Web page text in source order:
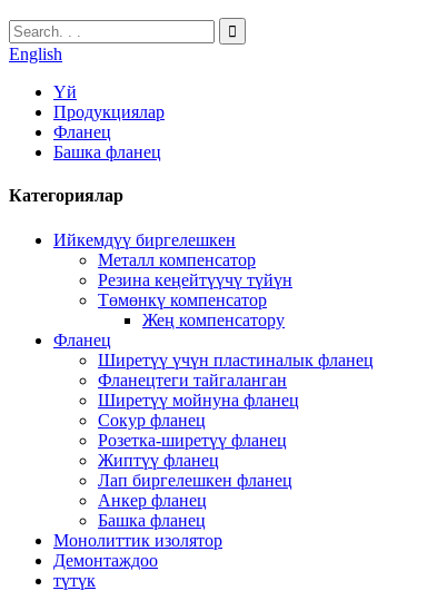
English
Үй
Продукциялар
Фланец
Башка фланец
Категориялар
Ийкемдүү биргелешкен
Металл компенсатор
Резина кеңейтүүчү түйүн
Төмөнкү компенсатор
Жең компенсатору
Фланец
Ширетүү үчүн пластиналык фланец
Фланецтеги тайгаланган
Ширетүү мойнуна фланец
Сокур фланец
Розетка-ширетүү фланец
Жиптүү фланец
Лап биргелешкен фланец
Анкер фланец
Башка фланец
Монолиттик изолятор
Демонтаждоо
түтүк